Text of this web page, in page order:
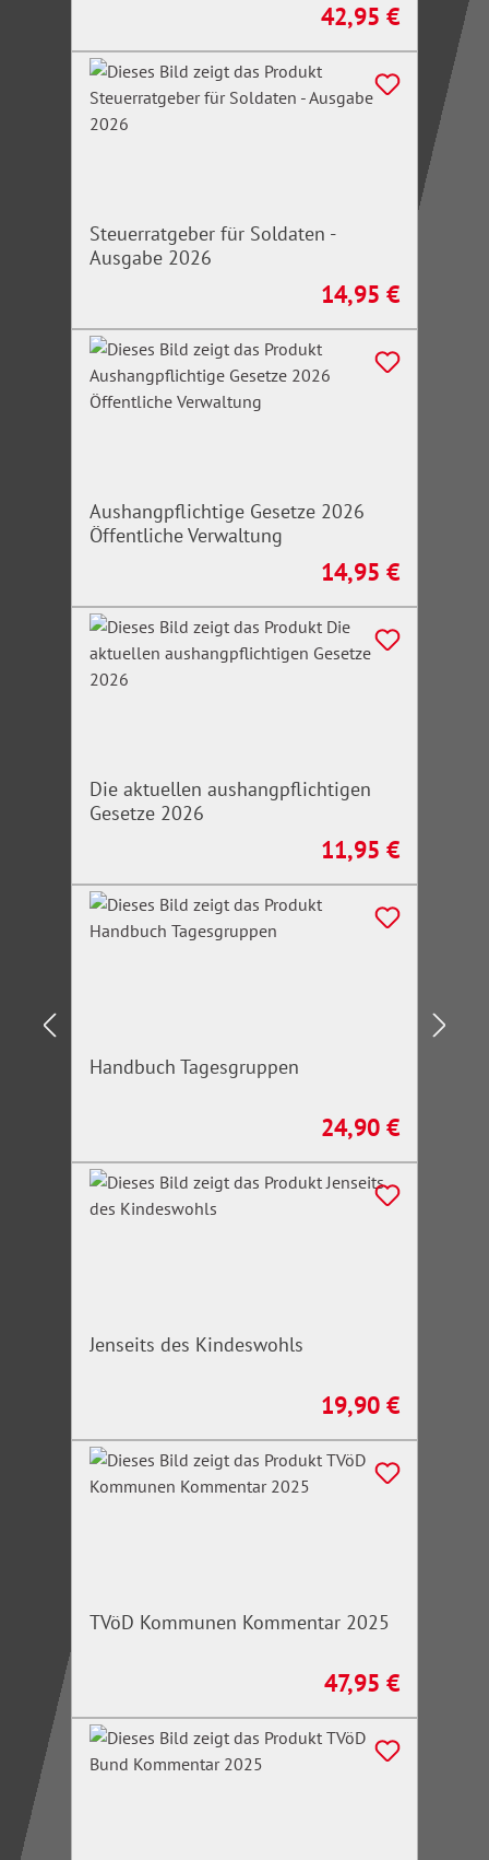
Regulärer Preis:
42,95 €
Steuerratgeber für Soldaten -
Ausgabe 2026
Regulärer Preis:
14,95 €
Aushangpflichtige Gesetze 2026
Öffentliche Verwaltung
Regulärer Preis:
14,95 €
Die aktuellen aushangpflichtigen
Gesetze 2026
Regulärer Preis:
11,95 €
Handbuch Tagesgruppen
Regulärer Preis:
24,90 €
Jenseits des Kindeswohls
Regulärer Preis:
19,90 €
TVöD Kommunen Kommentar 2025
Regulärer Preis:
47,95 €